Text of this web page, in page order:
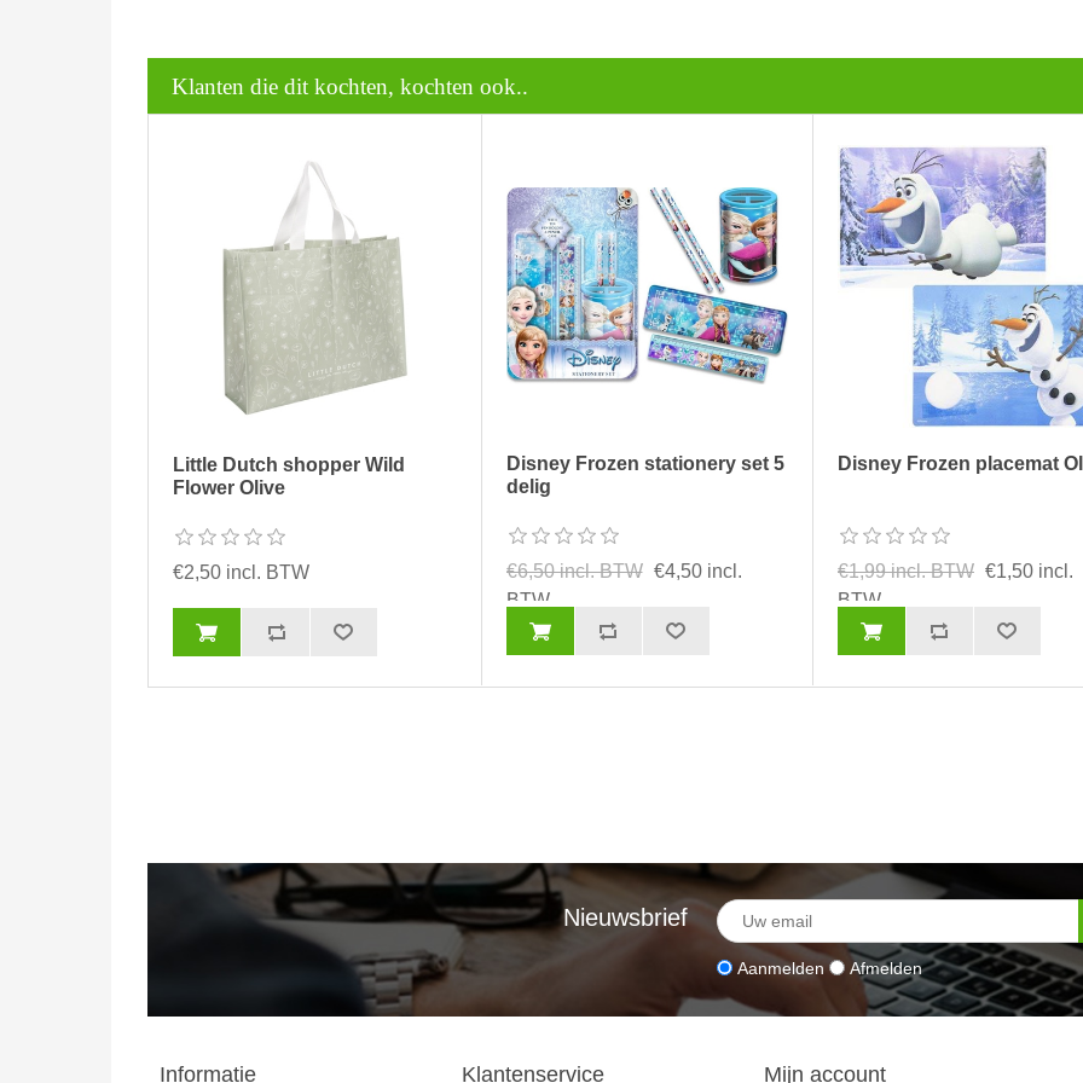
Klanten die dit kochten, kochten ook..
Little Dutch shopper Wild
Flower Olive
€2,50 incl. BTW
Disney Frozen stationery set 5
delig
€6,50 incl. BTW €4,50 incl.
BTW
Disney Frozen placemat
€1,99 incl. BTW €1,50 incl.
BTW
Nieuwsbrief
Aanmelden Afmelden
Informatie Klantenservice Mijn account